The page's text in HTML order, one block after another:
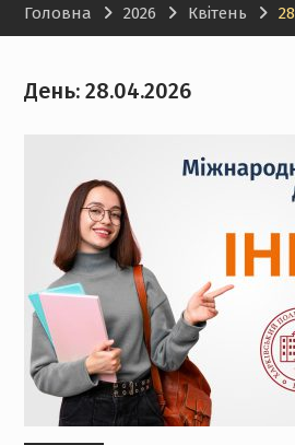
менеджменту НТУ «ХПІ»
Головна 2026 Квітень 28
День: 28.04.2026